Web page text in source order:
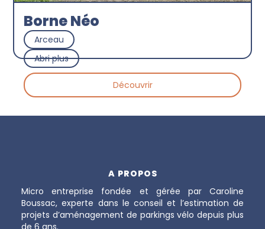
Borne Néo
Arceau
Abri plus
Découvrir
A PROPOS
Micro entreprise fondée et gérée par Caroline
Boussac, experte dans le conseil et l’estimation de
projets d’aménagement de parkings vélo depuis plus